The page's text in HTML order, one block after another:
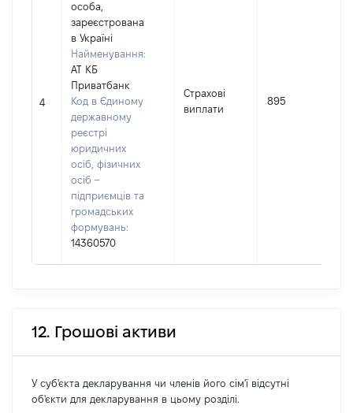
4
особа,
зареєстрована
в Україні
Найменування:
АТ КБ
Приватбанк
Код в Єдиному
державному
реєстрі
юридичних
осіб, фізичних
осіб –
підприємців та
громадських
формувань:
14360570
Страхові
виплати
895
12. Грошові активи
У суб'єкта декларування чи членів його сім'ї відсутні
об'єкти для декларування в цьому розділі.